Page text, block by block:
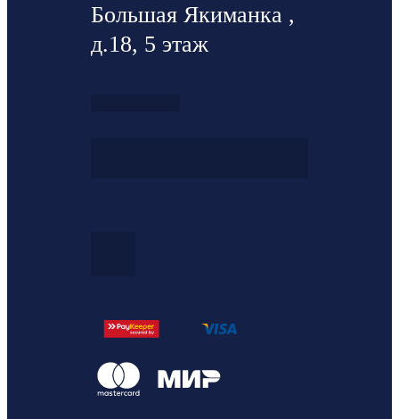
Большая Якиманка ,
д.18, 5 этаж